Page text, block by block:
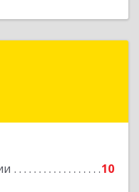
10
Андрей
Подробнее